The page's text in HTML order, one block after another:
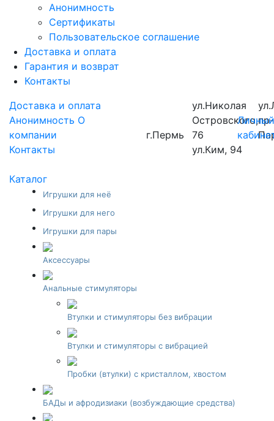
Анонимность
Сертификаты
Пользовательское соглашение
Доставка и оплата
Гарантия и возврат
Контакты
Доставка и оплата
Анонимность О
компании
Контакты
г.Пермь
ул.Николая
Островского,
76
ул.Ким, 94
Каталог
Игрушки для неё
Игрушки для него
Игрушки для пары
Аксессуары
Анальные стимуляторы
Втулки и стимуляторы без вибрации
Втулки и стимуляторы с вибрацией
Пробки (втулки) с кристаллом, хвостом
БАДы и афродизиаки (возбуждающие средства)